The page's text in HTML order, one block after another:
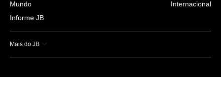
Mundo
Informe JB
Internacional
Mais do JB
Esportes